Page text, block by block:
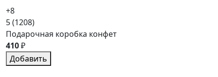
+8
5(1208)
Подарочная коробка конфет
410₽
Добавить